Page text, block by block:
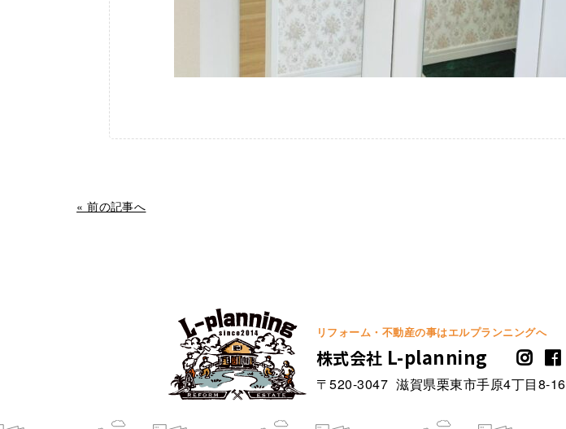
« 前の記事へ
リフォーム・不動産の事はエルプランニングへ
株式会社 L-planning
〒520-3047 滋賀県栗東市手原4丁目8-16